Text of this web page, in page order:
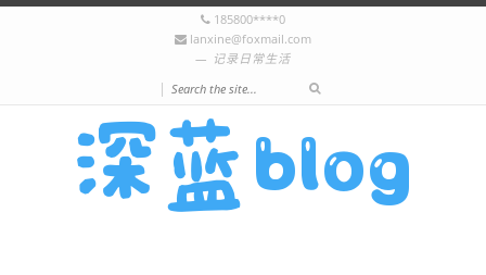
185800****0
lanxine@foxmail.com
记录日常生活
|